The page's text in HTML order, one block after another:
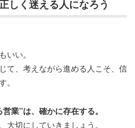
しく迷える人になろう
いい。
て、考えながら進める人こそ、信
業”は、確かに存在する。
大切にしていきましょう。